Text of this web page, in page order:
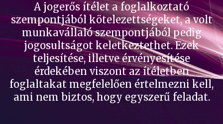
A jogerős ítélet a foglalkoztató
szempontjából kötelezettségeket, a volt
munkavállaló szempontjából pedig
jogosultságot keletkeztethet. Ezek
teljesítése, illetve érvényesítése
érdekében viszont az ítéletben
foglaltakat megfelelően értelmezni kell,
ami nem biztos, hogy egyszerű feladat.